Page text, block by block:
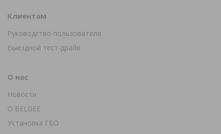
Клиентам
Руководство пользователя
Выездной тест-драйв
О нас
Новости
О BELGEE
Установка ГБО